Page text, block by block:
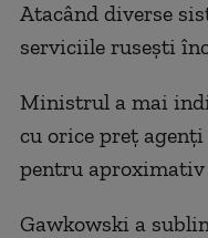
Atacând diverse
serviciile ruseşti
Ministrul a mai
cu orice preţ
pentru aproximativ
Gawkowski a